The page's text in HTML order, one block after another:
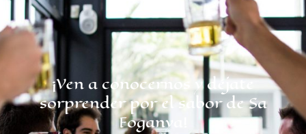
¡Ven a conocernos y déjate
sorprender por el sabor de Sa
Foganya!